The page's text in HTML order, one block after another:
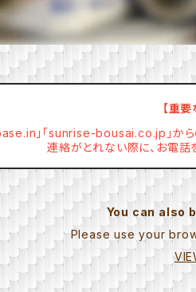
【重
」「sunrise-bousai.co.jp」から
連絡がとれない際に、お電話
You can also
Please use your